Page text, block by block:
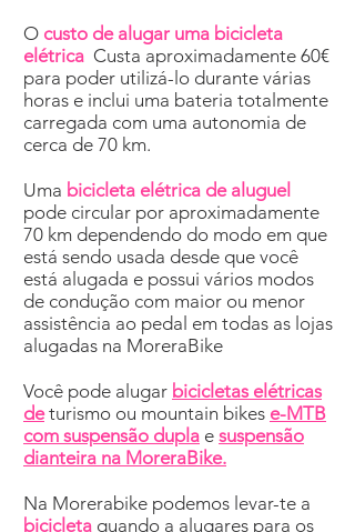
O custo de alugar uma bicicleta
elétrica Custa aproximadamente 60€
para poder utilizá-lo durante várias
horas e inclui uma bateria totalmente
carregada com uma autonomia de
cerca de 70 km.
Uma bicicleta elétrica de aluguel
pode circular por aproximadamente
70 km dependendo do modo em que
está sendo usada desde que você
está alugada e possui vários modos
de condução com maior ou menor
assistência ao pedal em todas as lojas
alugadas na MoreraBike
Você pode alugar bicicletas elétricas
deturismo ou mountain bikes e-MTB
com suspensão dupla e suspensão
dianteira na MoreraBike.
Na Morerabike podemos levar-te a
bicicleta quando a alugares para os